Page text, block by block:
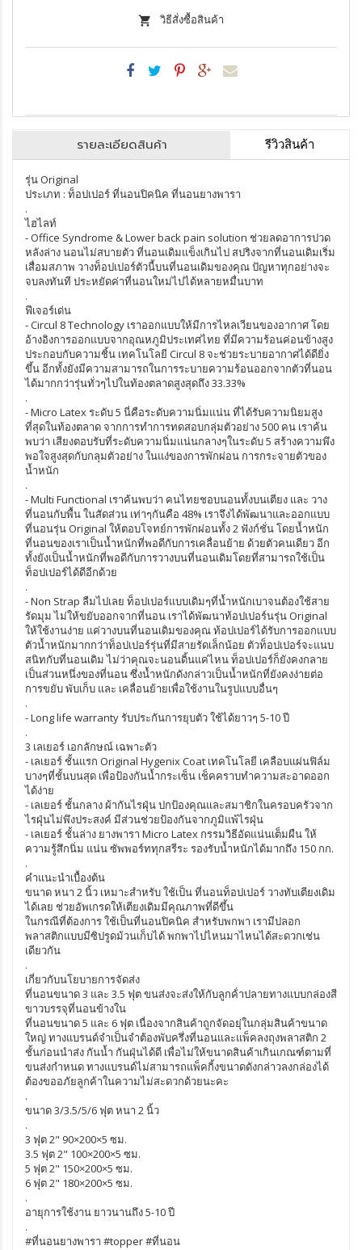
วิธีสั่งซื้อสินค้า
รายละเอียดสินค้า รีวิวสินค้า
รุ่น Original
ประเภท : ท็อปเปอร์ ที่นอนปิคนิค ที่นอนยางพารา
.
ไฮไลท์
- Office Syndrome & Lower back pain solution ช่วยลดอาการปวด
หลังล่าง นอนไม่สบายตัว ที่นอนเดิมแข็งเกินไป สปริงจากที่นอนเดิมเริ่ม
เสื่อมสภาพ วางท็อปเปอร์ตัวนี้บนที่นอนเดิมของคุณ ปัญหาทุกอย่างจะ
จบลงทันที ประหยัดค่าที่นอนใหม่ไปได้หลายหมื่นบาท
.
ฟีเจอร์เด่น
- Circul 8 Technology เราออกแบบให้มีการไหลเวียนของอากาศ โดย
อ้างอิงการออกแบบจากอุณหภูมิประเทศไทย ที่มีความร้อนค่อนข้างสูง
ประกอบกับความชิ้น เทคโนโลยี Circul 8 จะช่วยระบายอากาศได้ดียิ่ง
ขึ้น อีกทั้งยังมีความสามารถในการระบายความร้อนออกจากตัวที่นอน
ได้มากกว่ารุ่นทั่วๆไปในท้องตลาดสูงสุดถึง 33.33%
.
- Micro Latex ระดับ 5 นี่คือระดับความนิ่มแน่น ที่ได้รับความนิยมสูง
ที่สุดในท้องตลาด จากการทำการทดสอบกลุ่มตัวอย่าง 500 คน เราค้น
พบว่า เสียงตอบรับที่ระดับความนิ่มแน่นกลางๆในระดับ 5 สร้างความพึง
พอใจสูงสุดกับกลุมตัวอย่าง ในแง่ของการพักผ่อน การกระจายตัวของ
น้ำหนัก
.
- Multi Functional เราค้นพบว่า คนไทยชอบนอนทั้งบนเตียง และ วาง
ที่นอนกับพื้น ในสัดส่วน เท่าๆกันคือ 48% เราจึงได้พัฒนาและออกแบบ
ที่นอนรุ่น Original ให้ตอบโจทย์การพักผ่อนทั้ง 2 ฟังก์ชั่น โดยน้ำหนัก
ที่นอนของเราเป็นน้ำหนักที่พอดีกับการเคลื่อนย้าย ด้วยตัวคนเดียว อีก
ทั้งยังเป็นน้ำหนักที่พอดีกับการวางบนที่นอนเดิมโดยที่สามารถใช้เป็น
ท็อปเปอร์ได้ดีอีกด้วย
.
- Non Strap ลืมไปเลย ท็อปเปอร์แบบเดิมๆที่น้ำหนักเบาจนต้องใช้สาย
รัดมุม ไม่ให้ขยับออกจากที่นอน เราได้พัฒนาท้อปเปอร์นรุ่น Original
ให้ใช้งานง่าย แค่วางบนที่นอนเดิมของคุณ ท้อปเปอร์ได้รับการออกแบบ
ตัวน้ำหนักมากกว่าท็อปเปอร์รุ่นที่มีสายรัดเล็กน้อย ตัวท็อปเปอร์จะแนบ
สนิทกับที่นอนเดิม ไม่ว่าคุณจะนอนดิ้นแค่ไหน ท็อปเปอร์ก็ยังคงกลาย
เป็นส่วนหนึ่งของที่นอน ซึ่งน้ำหนักดังกล่าวเป็นน้ำหนักที่ยังคงง่ายต่อ
การขยับ พับเก็บ และ เคลื่อนย้ายเพื่อใช้งานในรูปแบบอื่นๆ
.
- Long life warranty รับประกันการยุบตัว ใช้ได้ยาวๆ 5-10 ปี
.
3 เลเยอร์ เอกลักษณ์ เฉพาะตัว
- เลเยอร์ ชั้นแรก Original Hygenix Coat เทคโนโลยี เคลือบแผ่นฟิล์ม
บางๆที่ชั้นบนสุด เพื่อป้องกันน้ำกระเซ็น เช็คคราบทำความสะอาดออก
ได้ง่าย
- เลเยอร์ ชั้นกลาง ผ้ากันไรฝุ่น ปกป้องคุณและสมาชิกในครอบครัวจาก
ไรฝุ่นไม่พึงประสงค์ มีส่วนช่วยป้องกันจากภูมิแพ้ไรฝุ่น
- เลเยอร์ ชั้นล่าง ยางพารา Micro Latex กรรมวิธีอัดแน่นเต็มผืน ให้
ความรู้สึกนิ่ม แน่น ซัพพอร์ททุกสรีระ รองรับน้ำหนักได้มากถึง 150 กก.
.
คำแนะนำเบื้องต้น
ขนาด หนา 2 นิ้ว เหมาะสำหรับ ใช้เป็น ที่นอนท็อปเปอร์ วางทับเตียงเดิม
ได้เลย ช่วยอัพเกรดให้เตียงเดิมมีคุณภาพที่ดีขึ้น
ในกรณีที่ต้องการ ใช้เป็นที่นอนปิคนิค สำหรับพกพา เรามีปลอก
พลาสติกแบบมีซิปรูดม้วนเก็บได้ พกพาไปไหนมาไหนได้สะดวกเช่น
เดียวกัน
.
เกี่ยวกับนโยบายการจัดส่ง
ที่นอนขนาด 3 และ 3.5 ฟุต ขนส่งจะส่งให้กับลูกค้่าปลายทางแบบกล่องสี
ขาวบรรจุที่นอนข้างใน
ที่นอนขนาด 5 และ 6 ฟุต เนื่องจากสินค้าถูกจัดอยุ่ในกลุ่มสินค้าขนาด
ใหญ่ ทางแบรนด์จำเป็นจำต้องพับครึ่งที่นอนและแพ็คลงถุงพลาสติก 2
ชั้นก่อนนำส่ง กันน้ำ กันฝุ่นได้ดี เพื่อไม่ให้ขนาดสินค้าเกินเกณฑ์ตามที่
ขนส่งกำหนด ทางแบรนด์ไม่สามารถแพ็คกิ้งขนาดดังกล่าวลงกล่องได้
ต้องขออภัยลูกค้าในความไม่สะดวกด้วยนะคะ
.
ขนาด 3/3.5/5/6 ฟุต หนา 2 นิ้ว
.
3 ฟุต 2" 90×200×5 ซม.
3.5 ฟุต 2" 100×200×5 ซม.
5 ฟุต 2" 150×200×5 ซม.
6 ฟุต 2" 180×200×5 ซม.
.
อายุการใช้งาน ยาวนานถึง 5-10 ปี
.
#ที่นอนยางพารา #topper #ที่นอน